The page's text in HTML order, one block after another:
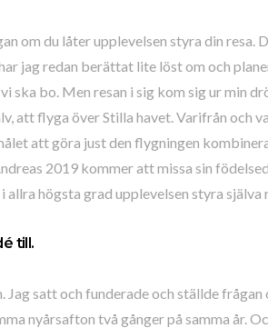
om du låter upplevelsen styra din resa.
jag redan berättat lite löst om och
ska bo. Men resan i sig kom sig ur min
att flyga över Stilla havet. Varifrån och
att göra just den flygningen
2019 kommer att missa sin
högsta grad upplevelsen styra själva
till.
Jag satt och funderade och ställde frågan
nyårsafton två gånger på samma år.